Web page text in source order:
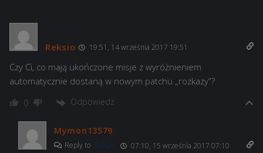
Reksio 19:51, 14 września 2017 19:51
Czy Ci, co mają ukończone misje z wyróżnieniem
automatycznie dostaną w nowym patchu „rozkazy”?
0 Odpowiedz
Mymon13579
Reply to Reksio 07:10, 15 września 2017 07:10